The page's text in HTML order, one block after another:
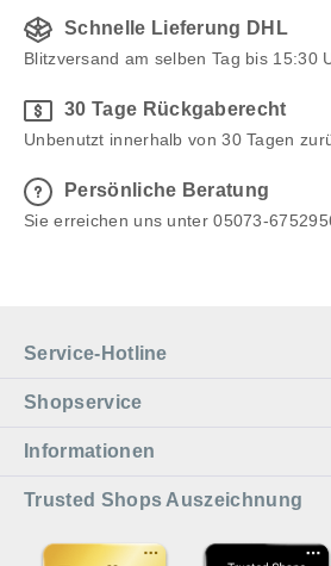
Schnelle Lieferung DHL
Blitzversand am selben Tag bis 15:30
30 Tage Rückgaberecht
Unbenutzt innerhalb von 30 Tagen
Persönliche Beratung
Sie erreichen uns unter 05073-
Service-Hotline
Shopservice
Informationen
Trusted Shops Auszeichnung